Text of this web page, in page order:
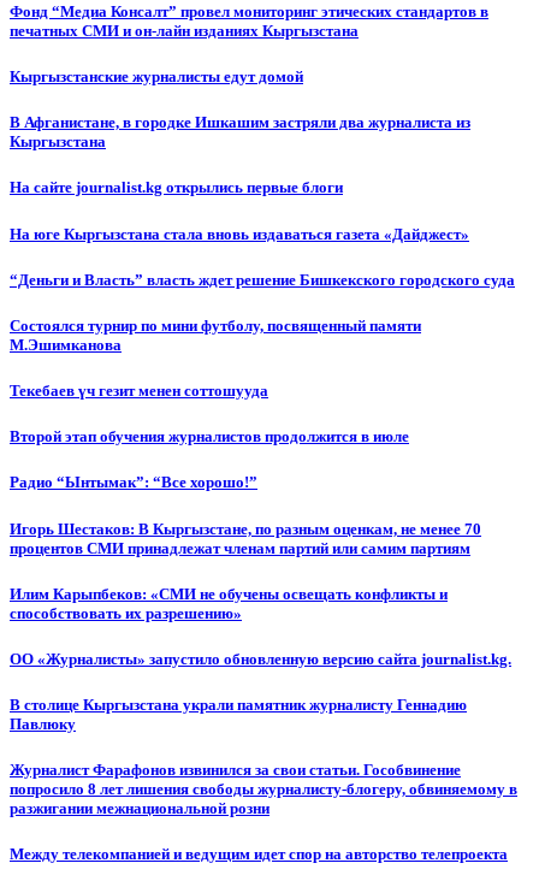
Фонд “Медиа Консалт” провел мониторинг этических стандартов в
печатных СМИ и он-лайн изданиях Кыргызстана
Кыргызстанские журналисты едут домой
В Афганистане, в городке Ишкашим застряли два журналиста из
Кыргызстана
На сайте journalist.kg открылись первые блоги
На юге Кыргызстана стала вновь издаваться газета «Дайджест»
“Деньги и Власть” власть ждет решение Бишкекского городского суда
Состоялся турнир по мини футболу, посвященный памяти
М.Эшимканова
Текебаев үч гезит менен соттошууда
Второй этап обучения журналистов продолжится в июле
Радио “Ынтымак”: “Все хорошо!”
Игорь Шестаков: В Кыргызстане, по разным оценкам, не менее 70
процентов СМИ принадлежат членам партий или самим партиям
Илим Карыпбеков: «СМИ не обучены освещать конфликты и
способствовать их разрешению»
ОО «Журналисты» запустило обновленную версию сайта journalist.kg.
В столице Кыргызстана украли памятник журналисту Геннадию
Павлюку
Журналист Фарафонов извинился за свои статьи. Гособвинение
попросило 8 лет лишения свободы журналисту-блогеру, обвиняемому в
разжигании межнациональной розни
Между телекомпанией и ведущим идет спор на авторство телепроекта